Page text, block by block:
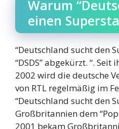
Warum
einen
“Deutschland sucht den
“DSDS” abgekürzt. “.
2002 wird die deutsche
von RTL regelmäßig im
“Deutschland sucht den
Großbritannien dem
2001 bekam